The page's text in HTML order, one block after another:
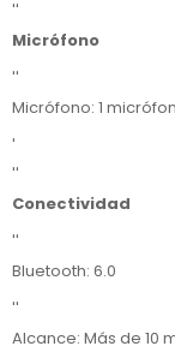
''
Micrófono
''
Micrófono: 1
'
''
Conectividad
''
Bluetooth: 6.0
''
Alcance: Más de 10